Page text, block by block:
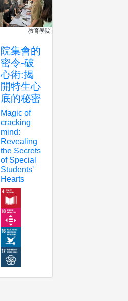
教育學院
院集會的
密令-破
心術:揭
開特生心
底的秘密
Magic of
cracking
mind:
Revealing
the Secrets
of Special
Students'
Hearts